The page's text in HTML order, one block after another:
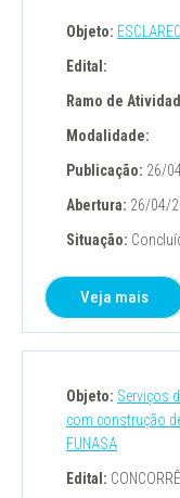
Objeto:
Edital:
Ramo de
Modalidade:
Publicação: 26/
Abertura: 26/04/
Situação:
Veja mais
Objeto: Serviços
com construção
FUNASA
Edital: